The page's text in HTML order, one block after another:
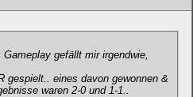
gefällt mir irgendwie,
gespielt.. eines davon gewonnen &
waren 2-0 und 1-1..